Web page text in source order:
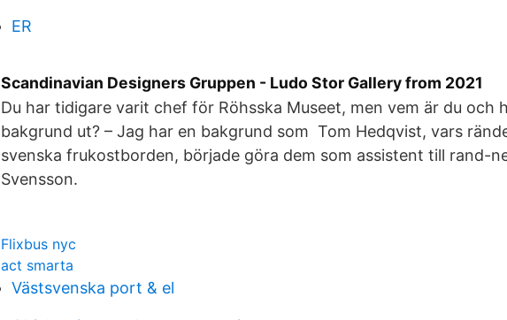
ER
Scandinavian Designers Gruppen - Ludo Stor Gallery from 2021
Du har tidigare varit chef för Röhsska Museet, men vem är du och
bakgrund ut? – Jag har en bakgrund som Tom Hedqvist, vars
svenska frukostborden, började göra dem som assistent till rand-
Svensson.
Flixbus nyc
act smarta
Västsvenska port & el